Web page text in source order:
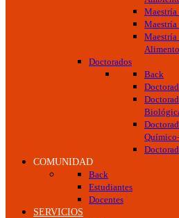
Maestría
Doctorados
Back
COMUNIDAD
Back
Estudiantes
Docentes
SERVICIOS